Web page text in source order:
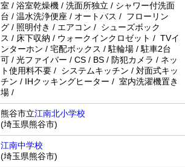
室 / 浴室乾燥機 / 洗面所独立 / シャワー付洗面
台 / 温水洗浄便座 / オートバス / フローリン
グ / 照明付き / エアコン / シューズボック
ス / 床下収納 / ウォークインクロゼット / TVイ
ンターホン / 宅配ボックス / 駐輪場 / 駐車2台
可 / 光ファイバー / CS / BS / 防犯カメラ / ネッ
ト使用料不要 / システムキッチン / 対面式キッ
チン / IHクッキングヒーター / 室内洗濯機置き
場 /
熊谷市立江南北小学校
(埼玉県熊谷市)
江南中学校
(埼玉県熊谷市)